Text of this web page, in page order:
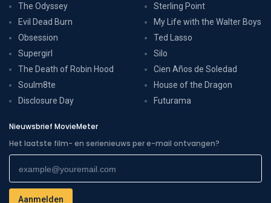
The Odyssey
Evil Dead Burn
Obsession
Supergirl
The Death of Robin Hood
Soulm8te
Disclosure Day
Sterling Point
My Life with the Walter Boys
Ted Lasso
Silo
Cien Años de Soledad
House of the Dragon
Futurama
Nieuwsbrief MovieMeter
Het laatste film- en serienieuws per e-mail ontvangen?